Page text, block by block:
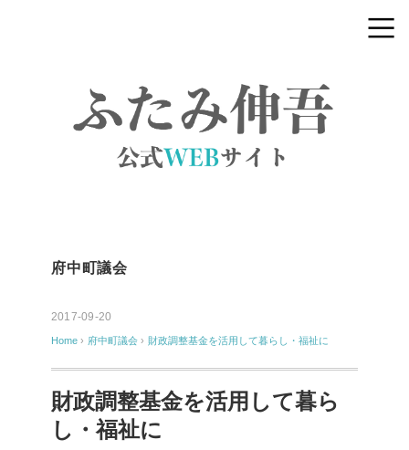
府中町議会
2017-09-20
Home › 府中町議会 › 財政調整基金を活用して暮らし・福祉に
財政調整基金を活用して暮ら
し・福祉に